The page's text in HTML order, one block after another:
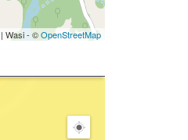
| Wasi - ©OpenStreetMap